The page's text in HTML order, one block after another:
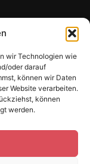
wir Technologien wie
oder darauf
können wir Daten
Website verarbeiten.
können
werden.